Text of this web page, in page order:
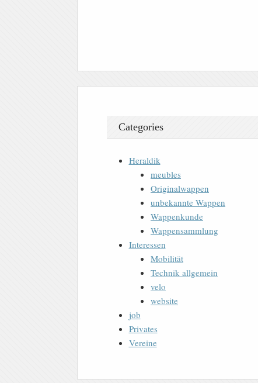
Categories
Heraldik
meubles
Originalwappen
unbekannte Wappen
Wappenkunde
Wappensammlung
Interessen
Mobilität
Technik allgemein
velo
website
job
Privates
Vereine